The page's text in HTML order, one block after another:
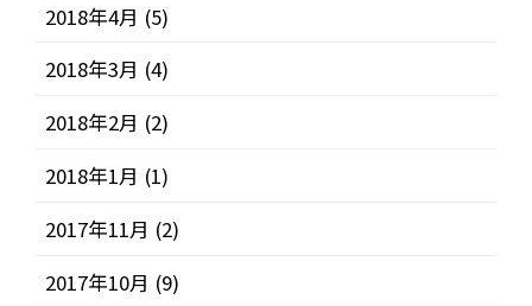
2018年4月 (5)
2018年3月 (4)
2018年2月 (2)
2018年1月 (1)
2017年11月 (2)
2017年10月 (9)